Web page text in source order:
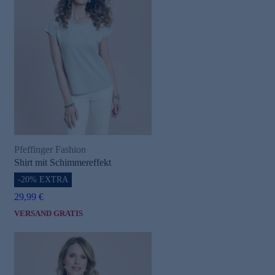
Pfeffinger Fashion
Shirt mit Schimmereffekt
-20% EXTRA
29,99 €
VERSAND GRATIS